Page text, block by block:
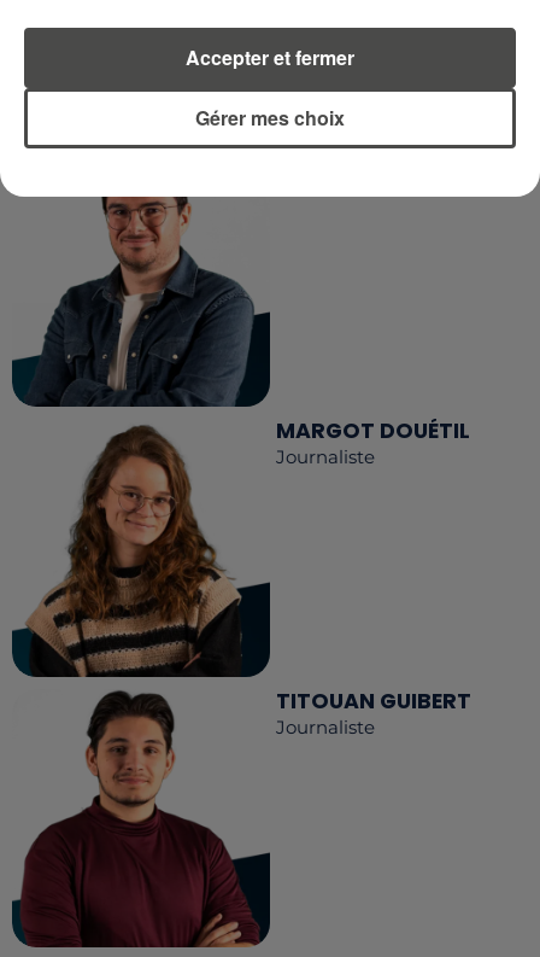
LA RÉDACTION
RCA
Voir toute l'équipe RCA
MARGOT DOUÉTIL
Journaliste
TITOUAN GUIBERT
Journaliste
Gérer mes choix
Accepter et fermer